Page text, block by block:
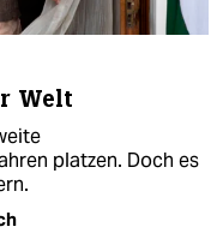
Welt
platzen. Doch es